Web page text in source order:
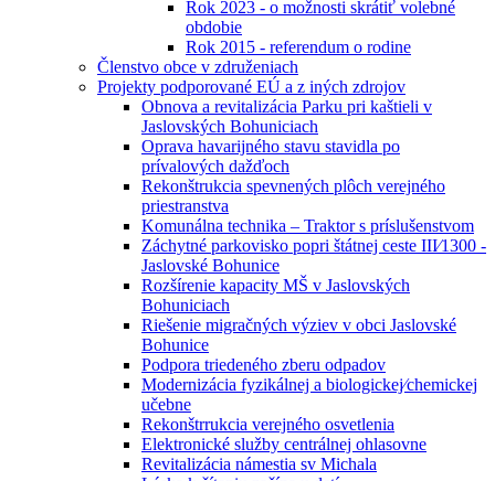
Rok 2023 - o možnosti skrátiť volebné
obdobie
Rok 2015 - referendum o rodine
Členstvo obce v združeniach
Projekty podporované EÚ a z iných zdrojov
Obnova a revitalizácia Parku pri kaštieli v
Jaslovských Bohuniciach
Oprava havarijného stavu stavidla po
prívalových dažďoch
Rekonštrukcia spevnených plôch verejného
priestranstva
Komunálna technika – Traktor s príslušenstvom
Záchytné parkovisko popri štátnej ceste III⁄1300 -
Jaslovské Bohunice
Rozšírenie kapacity MŠ v Jaslovských
Bohuniciach
Riešenie migračných výziev v obci Jaslovské
Bohunice
Podpora triedeného zberu odpadov
Modernizácia fyzikálnej a biologickej⁄chemickej
učebne
Rekonštrrukcia verejného osvetlenia
Elektronické služby centrálnej ohlasovne
Revitalizácia námestia sv Michala